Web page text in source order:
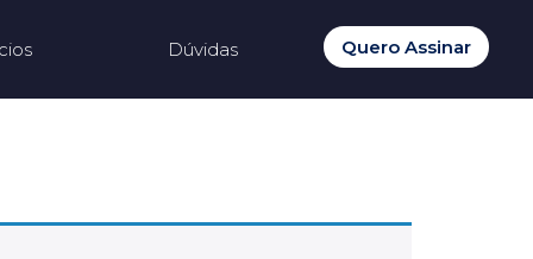
Dúvidas Quero Assinar